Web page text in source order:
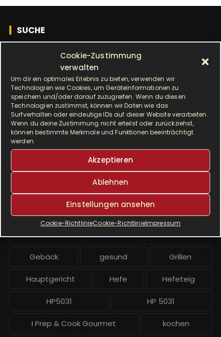
Cookie-Zustimmung
verwalten
Um dir ein optimales Erlebnis zu bieten, verwenden wir
Technologien wie Cookies, um Geräteinformationen zu
speichern und/oder darauf zuzugreifen. Wenn du diesen
Technologien zustimmst, können wir Daten wie das
Surfverhalten oder eindeutige IDs auf dieser Website verarbeiten.
Wenn du deine Zustimmung nicht erteilst oder zurückziehst,
können bestimmte Merkmale und Funktionen beeinträchtigt
werden.
Akzeptieren
Ablehnen
Einstellungen ansehen
Cookie-RichtlinieCookie-RichtlinieImpressum
SUCHE
c
h
e
n
a
c
h
ALLE BEITRÄGE
A
l
b
ä
Monat auswählen
SCHLAGWÖRTER
Dinkelmehl Einfach Frühstück
Gebäck gesund Grillen
Hauptgericht Hefe Hefeteig
HP5031 HP 5031
I Prep & Cook Gourmet kochen